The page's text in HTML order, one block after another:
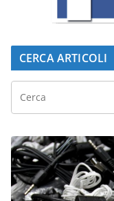
CERCA ARTICOLI